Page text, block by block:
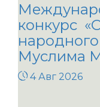
конкурс
Муслима
4 Авг 2026